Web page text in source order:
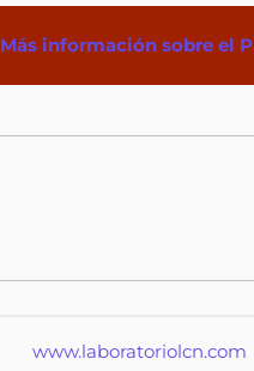
Más información sobre el
www.laboratoriolcn.com